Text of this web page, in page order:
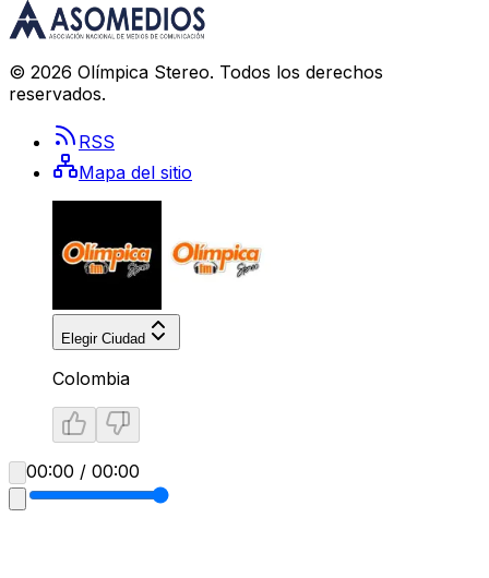
© 2026 Olímpica Stereo. Todos los derechos
reservados.
RSS
Mapa del sitio
Elegir Ciudad
Colombia
00:00 / 00:00